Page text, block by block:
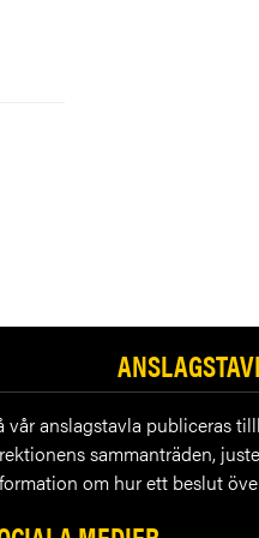
vår anslagstavla publiceras
sammanträden,
om hur ett beslut